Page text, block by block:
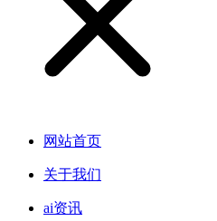
网站首页
关于我们
ai资讯